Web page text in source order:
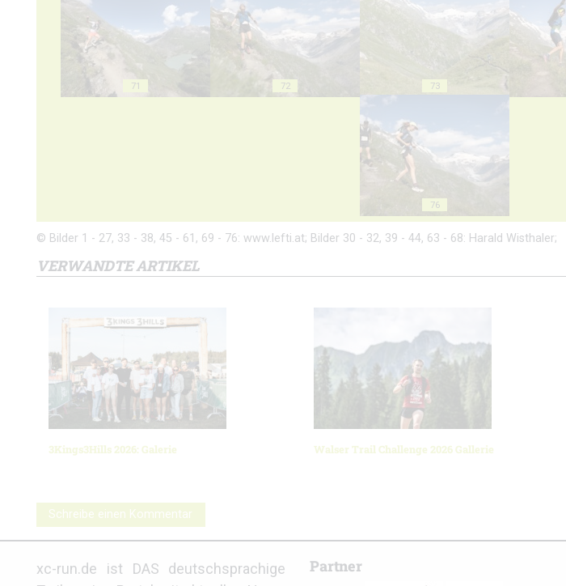
71 72 73
76
© Bilder 1 - 27, 33 - 38, 45 - 61, 69 - 76: www.lefti.at; Bilder 30 - 32, 39 - 44, 63 - 68: Harald Wisthaler;
VERWANDTE ARTIKEL
3Kings3Hills 2026: Galerie Walser Trail Challenge 2026 Gallerie
Schreibe einen Kommentar
xc-run.de ist DAS deutschsprachige
Partner